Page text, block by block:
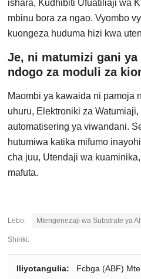
ishara, Kudhibiti Ufuatiliaji wa
mbinu bora za ngao. Vyombo
kuongeza huduma hizi kwa
Je, ni matumizi gani ya
ndogo za moduli za
Maombi ya kawaida ni pamoja
uhuru, Elektroniki za
automatisering ya viwandani.
hutumiwa katika mifumo
cha juu, Utendaji wa
mafuta.
Lebo: Mtengenezaji wa Substrate ya AI
Shiriki:
Iliyotangulia:
Fcbga (ABF)